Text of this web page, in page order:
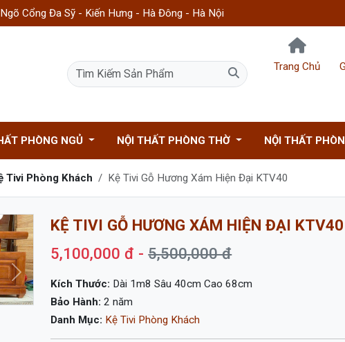
Cổng Đa Sỹ - Kiến Hưng - Hà Đông - Hà Nội
Trang Chủ
PHÒNG NGỦ NỘI THẤT PHÒNG THỜ NỘI THẤT
Tivi Phòng Khách Kệ Tivi Gỗ Hương Xám Hiện Đại KTV40
Sau
KỆ TIVI GỖ HƯƠNG XÁM HIỆN ĐẠI KTV40
5,100,000 đ -5,500,000 đ
Kích Thước: Dài 1m8 Sâu 40cm Cao 68cm
Bảo Hành:2 năm
Danh Mục: Kệ Tivi Phòng Khách